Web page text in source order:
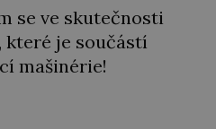
se ve skutečnosti
které je součástí
mašinérie!